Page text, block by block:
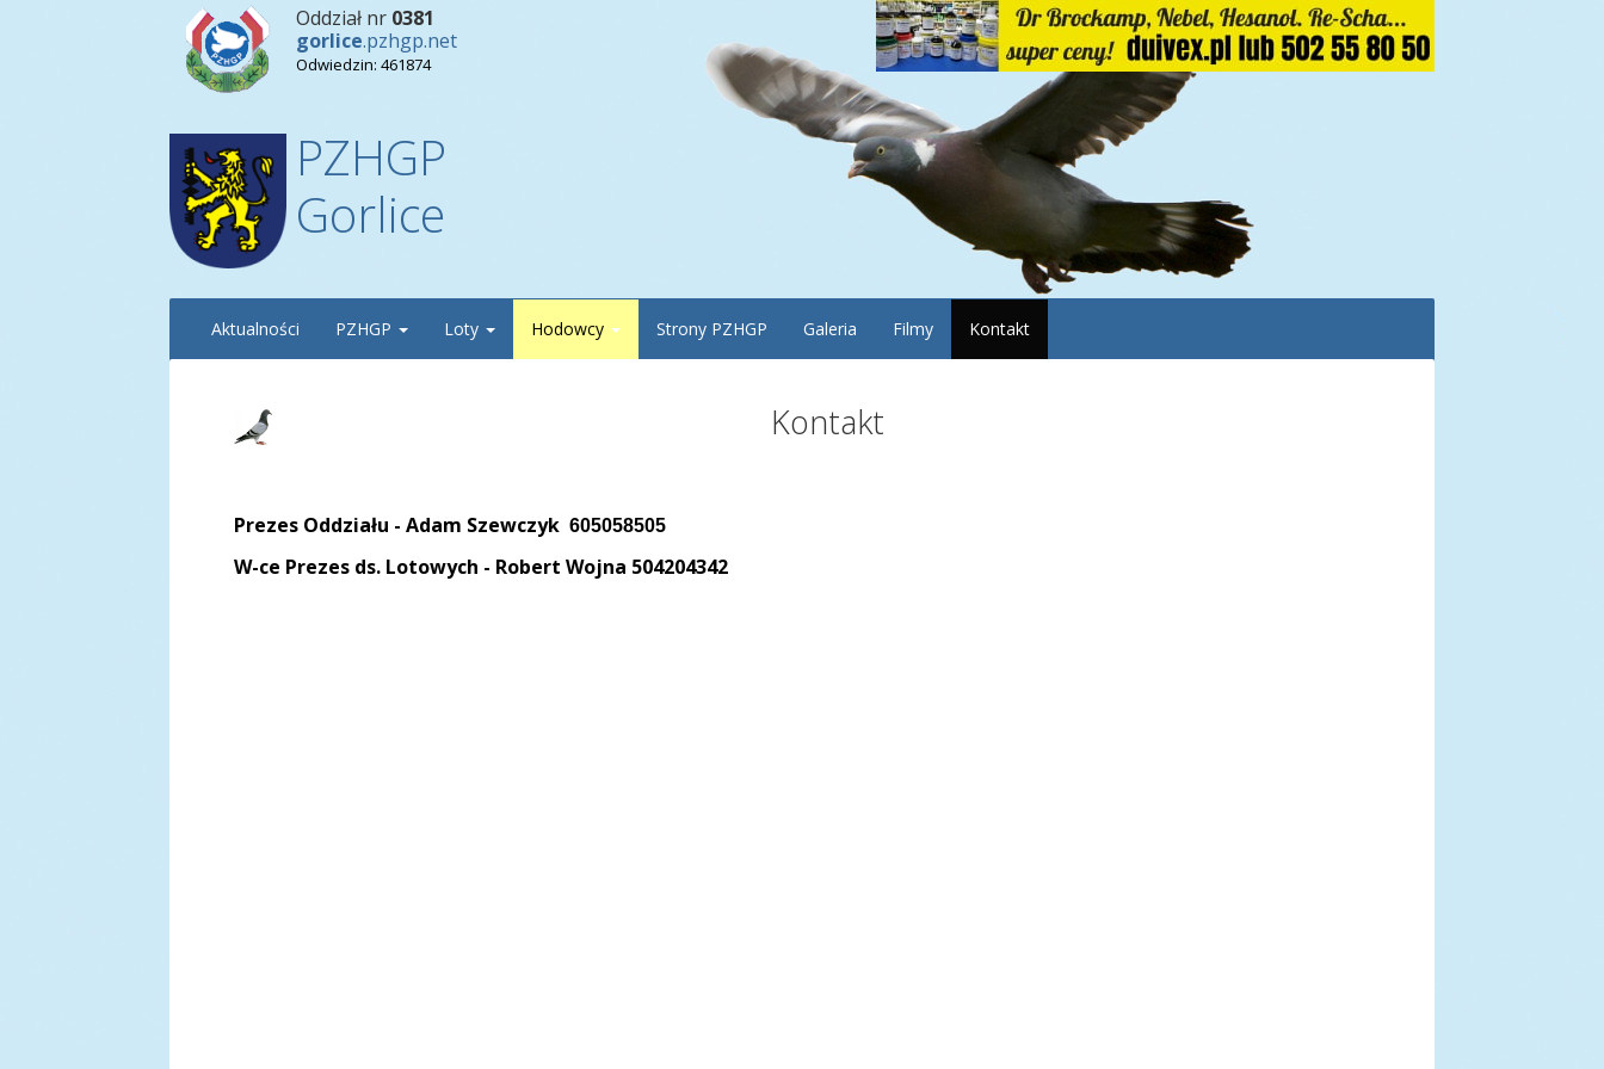
Oddział nr 0381
gorlice.pzhgp.net
Odwiedzin: 461874
PZHGP
Gorlice
Aktualności PZHGP Loty Hodowcy Strony PZHGP Galeria Filmy Kontakt
Kontakt
Prezes Oddziału - Adam Szewczyk 605058505
W-ce Prezes ds. Lotowych - Robert Wojna 504204342